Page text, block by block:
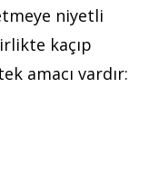
niyetli
kaçıp
amacı vardır: